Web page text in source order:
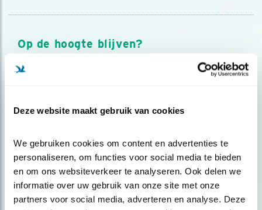
Deze website maakt gebruik van cookies
We gebruiken cookies om content en advertenties te
personaliseren, om functies voor social media te bieden
en om ons websiteverkeer te analyseren. Ook delen we
informatie over uw gebruik van onze site met onze
partners voor social media, adverteren en analyse. Deze
Op de hoogte blijven?
Meld je aan en ontvang nieuws, inspiratie, acties en tips
over vogels en activiteiten van Vogelbescherming.